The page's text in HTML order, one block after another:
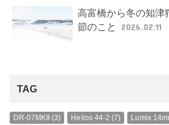
高富橋から冬の知津
節のこと
2026.02.11
TAG
DR-07MKII(3) Helios 44-2 (7) Lumix